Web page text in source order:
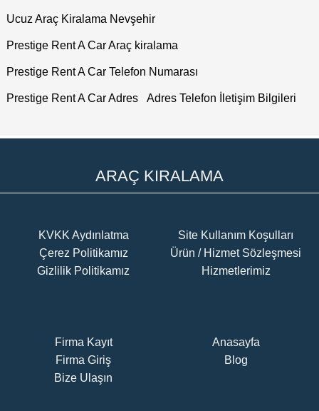
Ucuz Araç Kiralama Nevşehir
Prestige Rent A Car Araç kiralama
Prestige Rent A Car Telefon Numarası
Prestige Rent A Car Adres Adres Telefon İletişim Bilgileri
ARAÇ KIRALAMA
KVKK Aydınlatma
Çerez Politikamız
Gizlilik Politikamız
Site Kullanım Koşulları
Ürün / Hizmet Sözleşmesi
Hizmetlerimiz
Firma Kayıt
Firma Giriş
Bize Ulaşın
Anasayfa
Blog